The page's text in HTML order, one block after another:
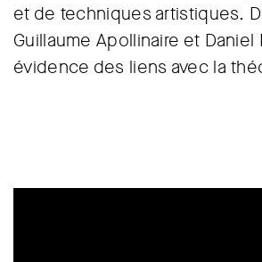
et de techniques artistiques.
Guillaume Apollinaire et
évidence des liens avec la